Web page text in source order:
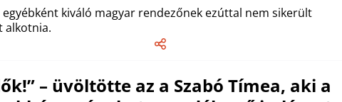
egyébként kiváló magyar rendezőnek ezúttal nem sikerült
alkotnia.
– üvöltötte az a Szabó Tímea, aki a